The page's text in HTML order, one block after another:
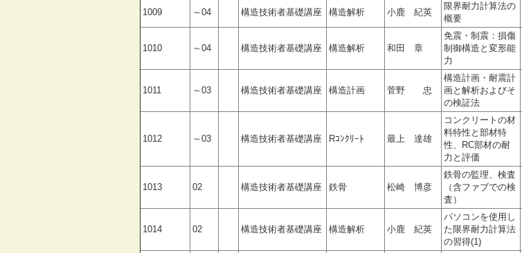
1009 ～04 構造技術者基礎講座 構造解析 小鹿 紀英
限界耐力計算法の
概要
1010 ～04 構造技術者基礎講座 構造解析 和田 章
免震・制震：損傷
制御構造と変形能
力
1011 ～03 構造技術者基礎講座 構造計画 菅野 忠
構造計画・耐震計
画と解析およびそ
の検証法
1012 ～03 構造技術者基礎講座 Rｺﾝｸﾘｰﾄ 最上 達雄
コンクリートの材
料特性と部材特
性、RC部材の耐
力と評価
1013 02 構造技術者基礎講座 鉄骨 松崎 博彦
鉄骨の監理、検査
（含ファブでの検
査）
1014 02 構造技術者基礎講座 構造解析 小鹿 紀英
パソコンを使用し
た限界耐力計算法
の習得(1)